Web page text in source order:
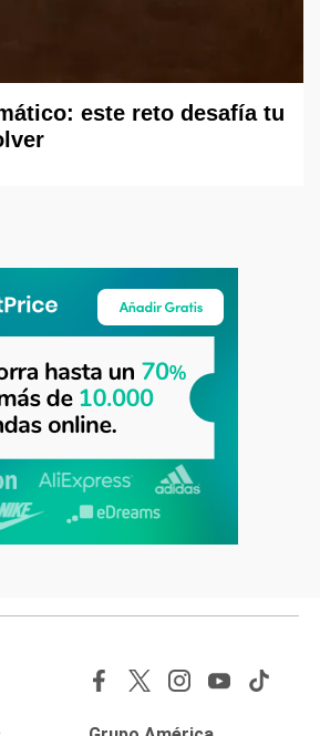
este reto desafía tu